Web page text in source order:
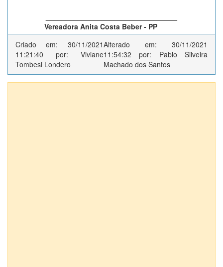
Vereadora Anita Costa Beber - PP
Criado em: 30/11/2021
11:21:40 por: Viviane
Tombesi Londero
Alterado em: 30/11/2021
11:54:32 por: Pablo Silveira
Machado dos Santos